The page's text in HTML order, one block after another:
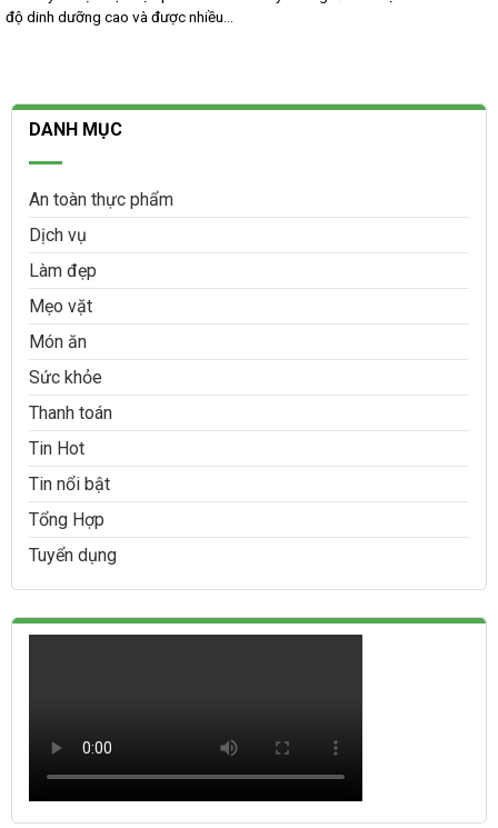
độ dinh dưỡng cao và được nhiều...
DANH MỤC
An toàn thực phẩm
Dịch vụ
Làm đẹp
Mẹo vặt
Món ăn
Sức khỏe
Thanh toán
Tin Hot
Tin nổi bật
Tổng Hợp
Tuyển dụng